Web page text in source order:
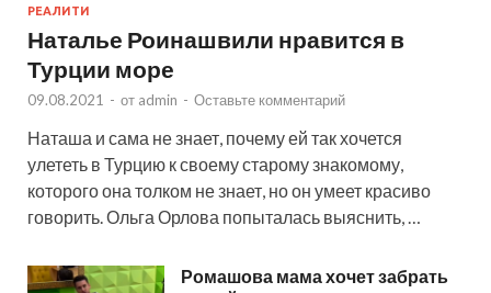
РЕАЛИТИ
Наталье Роинашвили нравится в
Турции море
09.08.2021 - от admin - Оставьте комментарий
Наташа и сама не знает, почему ей так хочется
улететь в Турцию к своему старому знакомому,
которого она толком не знает, но он умеет красиво
говорить. Ольга Орлова попыталась выяснить, …
Ромашова мама хочет забрать